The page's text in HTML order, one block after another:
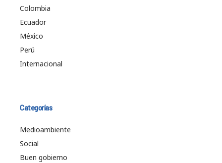
Colombia
Ecuador
México
Perú
Internacional
Categorías
Medioambiente
Social
Buen gobierno